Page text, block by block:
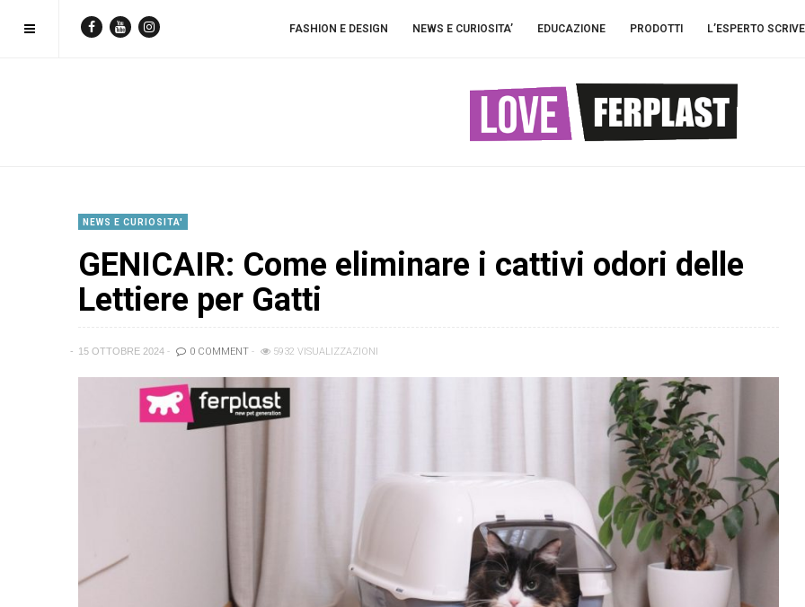
FASHION E DESIGN NEWS E CURIOSITA’ EDUCAZIONE PRODOTTI L’ESPERTO SCRIVE
NEWS E CURIOSITA'
GENICAIR: Come eliminare i cattivi odori delle
Lettiere per Gatti
15 OTTOBRE 2024 0 COMMENT 5932 VISUALIZZAZIONI